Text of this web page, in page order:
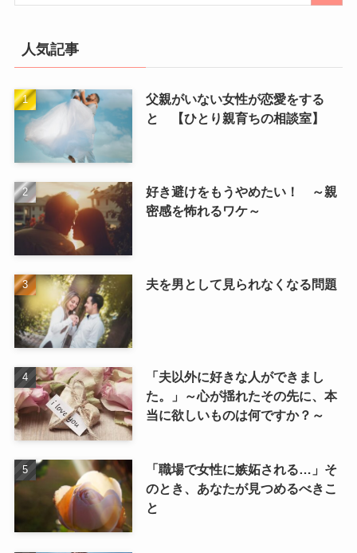
人気記事
父親がいない女性が恋愛をする
と 【ひとり親育ちの相談室】
好き避けをもうやめたい！ ～親
密感を怖れるワケ～
夫を男として見られなくなる問題
「夫以外に好きな人ができまし
た。」～心が揺れたその先に、本
当に欲しいものは何ですか？～
「職場で女性に嫉妬される…」そ
のとき、あなたが見つめるべきこ
と